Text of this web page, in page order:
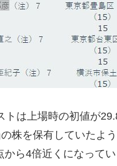
は上場時の初値が
の株を保有していたよう
から4倍近くになって